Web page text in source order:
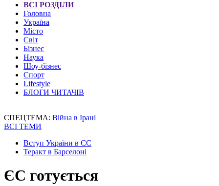
ВСІ РОЗДІЛИ
Головна
Україна
Місто
Світ
Бізнес
Наука
Шоу-бізнес
Спорт
Lifestyle
БЛОГИ ЧИТАЧІВ
СПЕЦТЕМА: Війна в Ірані
ВСІ ТЕМИ
Вступ України в ЄС
Теракт в Барселоні
ЄС готується